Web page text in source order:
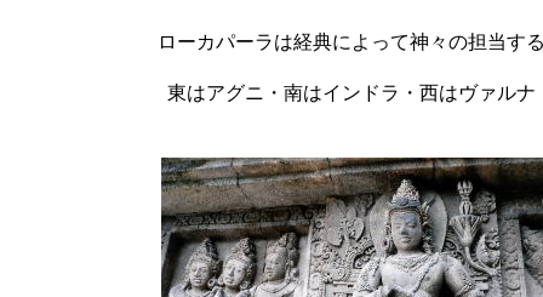
ローカパーラは経典によって神々の担当す
東はアグニ・南はインドラ・西はヴァル